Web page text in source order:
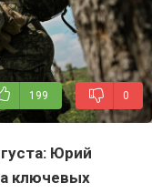
199 0
Юрий
ключевых